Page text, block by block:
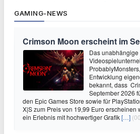
GAMING-NEWS
Crimson Moon erscheint im
Das unabhängige
Entwicklung
bekannt, dass
September 2026
den Epic Games Store sowie für
X|S zum Preis von 19,99 Euro erscheinen
ein Erlebnis mit hochwertiger Grafik[…]